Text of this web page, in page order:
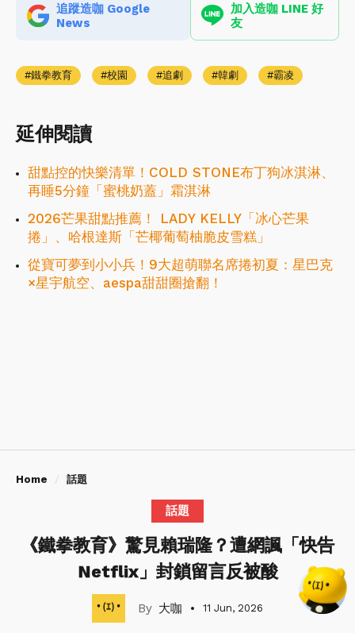
追蹤造咖 Google
News
加入造咖 LINE 好
友
鐵拳教育 校園 追劇 韓劇 霸凌
延伸閱讀
甜點控的快樂清單！COLD STONE布丁狗冰淇淋、
再睡5分鐘「蜜桃奶蓋」霜淇淋
2026芒果甜點推薦！ LADY KELLY「冰心芒果
捲」、哈根達斯「芒椰葡萄柚脆皮雪糕」
從寶可夢到小小兵！9大超萌聯名席捲初夏：星巴克
×星宇航空、aespa甜甜圈搶翻！
Home 話題
話題
《鐵拳教育》驚見賴瑞隆？遭網諷「快告
Netflix」封鎖留言反被酸
大咖 11 Jun, 2026